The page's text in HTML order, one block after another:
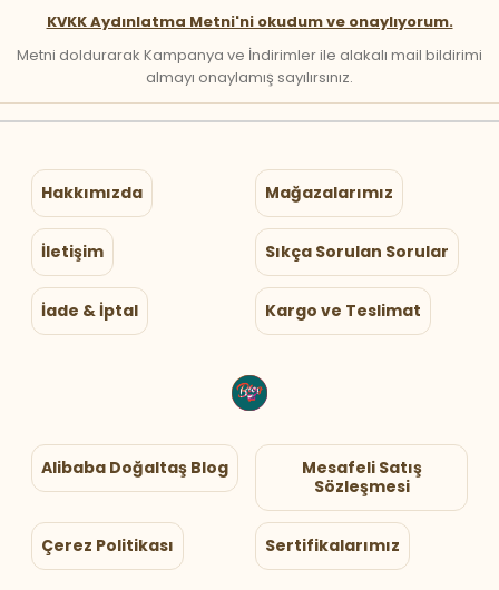
KVKK Aydınlatma Metni'ni okudum ve onaylıyorum.
Metni doldurarak Kampanya ve İndirimler ile alakalı mail bildirimi
almayı onaylamış sayılırsınız.
Hakkımızda Mağazalarımız
İletişim Sıkça Sorulan Sorular
İade & İptal Kargo ve Teslimat
Alibaba Doğaltaş Blog
Mesafeli Satış
Sözleşmesi
Çerez Politikası Sertifikalarımız